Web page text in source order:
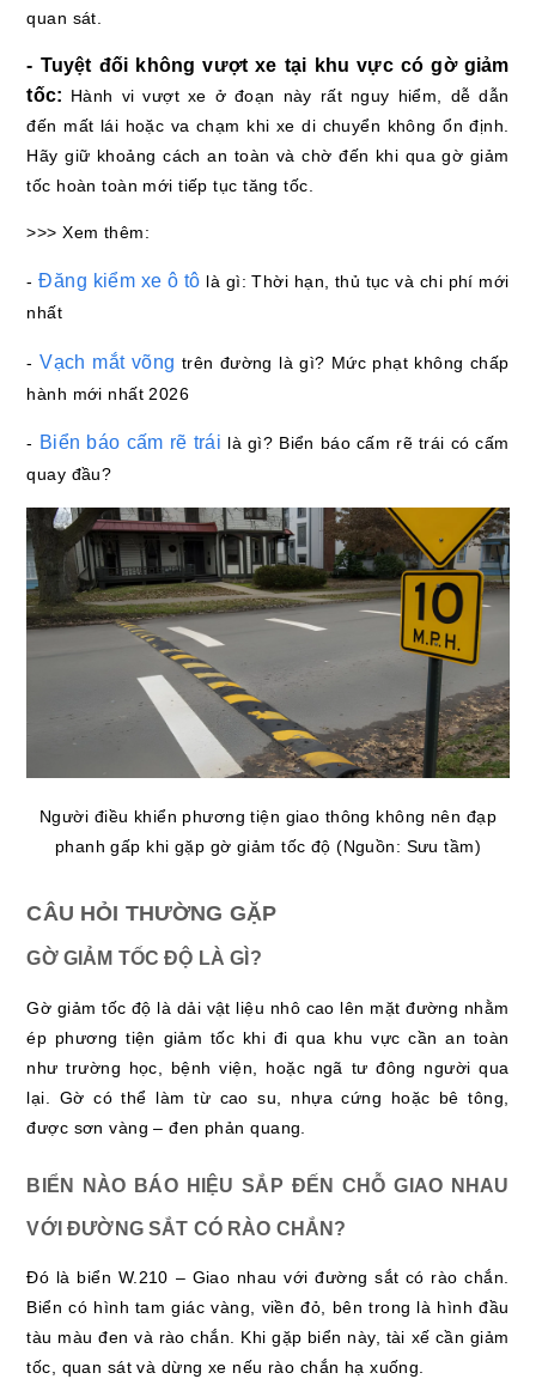
quan sát.
- Tuyệt đối không vượt xe tại khu vực có gờ giảm
tốc: Hành vi vượt xe ở đoạn này rất nguy hiểm, dễ dẫn
đến mất lái hoặc va chạm khi xe di chuyển không ổn định.
Hãy giữ khoảng cách an toàn và chờ đến khi qua gờ giảm
tốc hoàn toàn mới tiếp tục tăng tốc.
>>> Xem thêm:
-Đăng kiểm xe ô tô là gì: Thời hạn, thủ tục và chi phí mới
nhất
- Vạch mắt võng trên đường là gì? Mức phạt không chấp
hành mới nhất 2026
- Biển báo cấm rẽ trái là gì? Biển báo cấm rẽ trái có cấm
quay đầu?
Người điều khiển phương tiện giao thông không nên đạp
phanh gấp khi gặp gờ giảm tốc độ (Nguồn: Sưu tầm)
CÂU HỎI THƯỜNG GẶP
GỜ GIẢM TỐC ĐỘ LÀ GÌ?
Gờ giảm tốc độ là dải vật liệu nhô cao lên mặt đường nhằm
ép phương tiện giảm tốc khi đi qua khu vực cần an toàn
như trường học, bệnh viện, hoặc ngã tư đông người qua
lại. Gờ có thể làm từ cao su, nhựa cứng hoặc bê tông,
được sơn vàng – đen phản quang.
BIỂN NÀO BÁO HIỆU SẮP ĐẾN CHỖ GIAO NHAU
VỚI ĐƯỜNG SẮT CÓ RÀO CHẮN?
Đó là biển W.210 – Giao nhau với đường sắt có rào chắn.
Biển có hình tam giác vàng, viền đỏ, bên trong là hình đầu
tàu màu đen và rào chắn. Khi gặp biển này, tài xế cần giảm
tốc, quan sát và dừng xe nếu rào chắn hạ xuống.